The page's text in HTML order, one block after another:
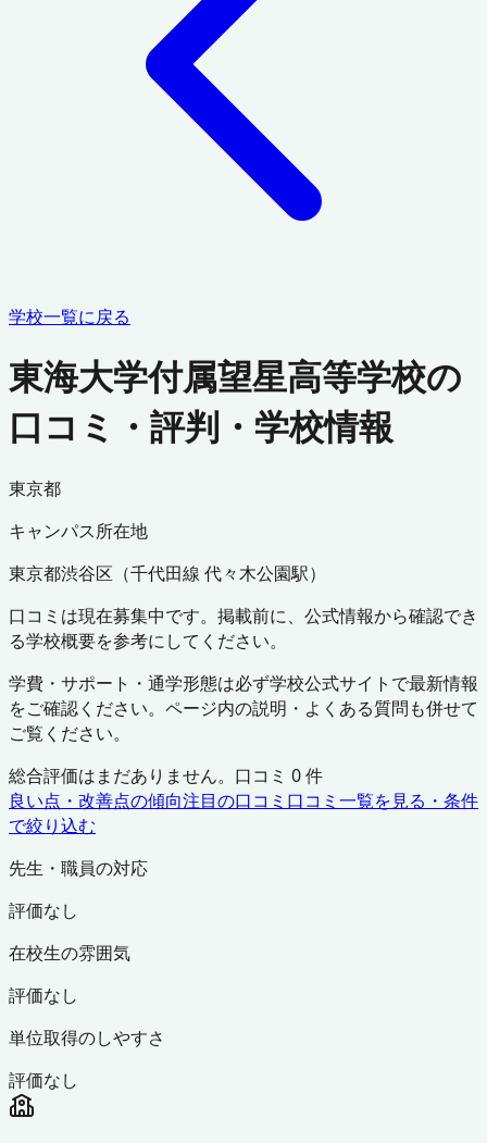
学校一覧に戻る
東海大学付属望星高等学校の
口コミ・評判・学校情報
東京都
キャンパス所在地
東京都渋谷区 （千代田線 代々木公園駅）
口コミは現在募集中です。掲載前に、公式情報から確認でき
る学校概要を参考にしてください。
学費・サポート・通学形態は必ず学校公式サイトで最新情報
をご確認ください。ページ内の説明・よくある質問も併せて
ご覧ください。
総合評価はまだありません。口コミ 0件
良い点・改善点の傾向注目の口コミ 口コミ一覧を見る・条件
で絞り込む
先生・職員の対応
評価なし
在校生の雰囲気
評価なし
単位取得のしやすさ
評価なし